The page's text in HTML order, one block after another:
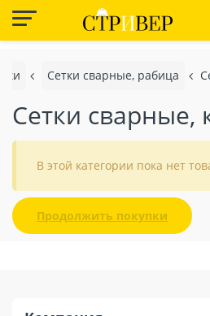
Сетки сварные, рабица
Сетки сварные,
В этой категории пока нет
Продолжить покупки